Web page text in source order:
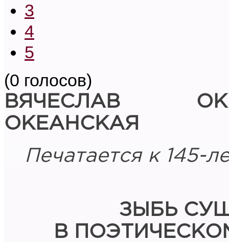
3
4
5
(0 голосов)
ВЯЧЕСЛАВ
ОКЕАНСКАЯ
Печатается к 145-
ЗЫБЬ
В